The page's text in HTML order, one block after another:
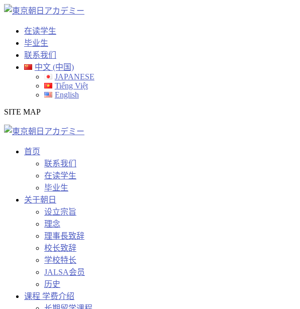
Skip
content
在读学生
毕业生
联系我们
中文 (中国)
JAPANESE
Tiếng Việt
English
SITE MAP
首页
联系我们
在读学生
毕业生
关于朝日
设立宗旨
理念
理事長致辞
校长致辞
学校特长
JALSA会员
历史
课程 学费介绍